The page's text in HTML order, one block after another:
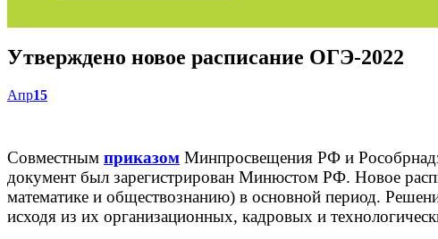
Утверждено новое расписание ОГЭ-2022
Апр15
Совместным приказом Минпросвещения РФ и
документ был зарегистрирован Минюстом РФ. Новое
математике и обществознанию) в основной период.
исходя из их организационных, кадровых и